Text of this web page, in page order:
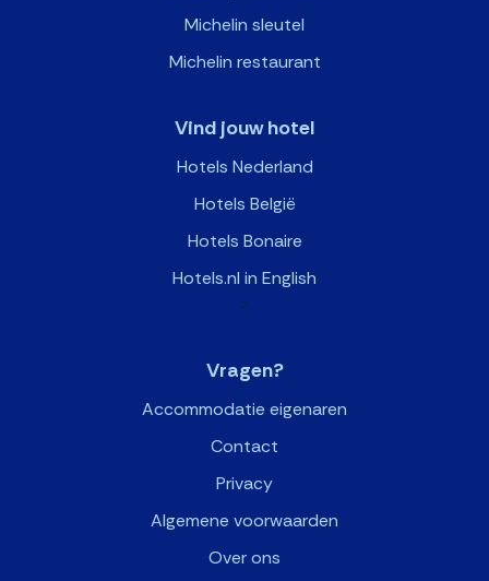
Michelin sleutel
Michelin restaurant
Vind jouw hotel
Hotels Nederland
Hotels België
Hotels Bonaire
Hotels.nl in English
>
Vragen?
Accommodatie eigenaren
Contact
Privacy
Algemene voorwaarden
Over ons